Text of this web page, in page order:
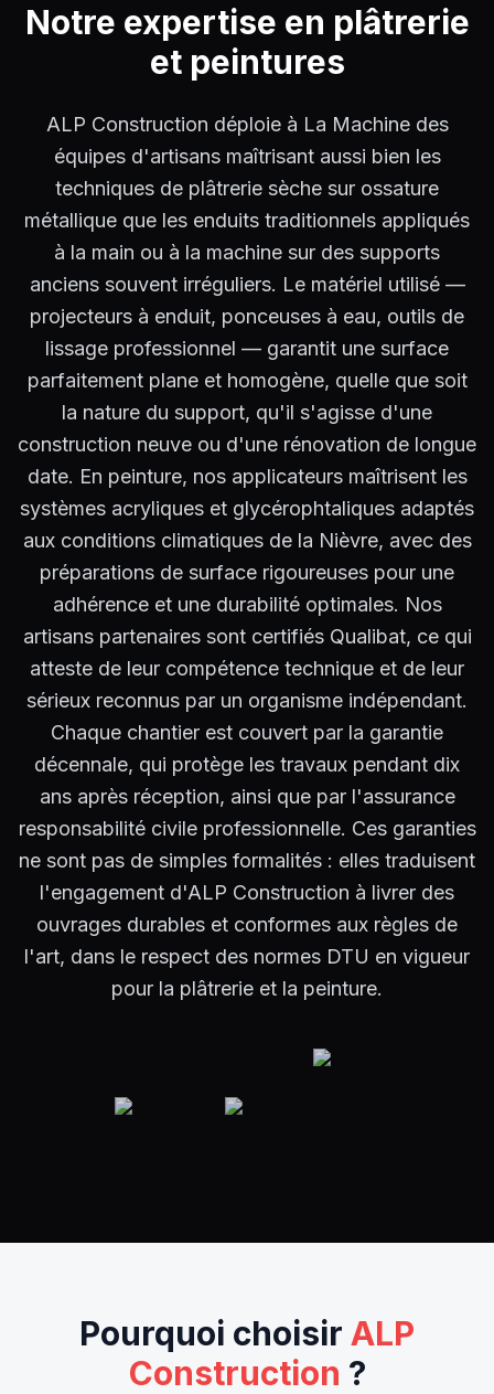
Notre expertise en plâtrerie
et peintures
ALP Construction déploie à La Machine des
équipes d'artisans maîtrisant aussi bien les
techniques de plâtrerie sèche sur ossature
métallique que les enduits traditionnels appliqués
à la main ou à la machine sur des supports
anciens souvent irréguliers. Le matériel utilisé —
projecteurs à enduit, ponceuses à eau, outils de
lissage professionnel — garantit une surface
parfaitement plane et homogène, quelle que soit
la nature du support, qu'il s'agisse d'une
construction neuve ou d'une rénovation de longue
date. En peinture, nos applicateurs maîtrisent les
systèmes acryliques et glycérophtaliques adaptés
aux conditions climatiques de la Nièvre, avec des
préparations de surface rigoureuses pour une
adhérence et une durabilité optimales. Nos
artisans partenaires sont certifiés Qualibat, ce qui
atteste de leur compétence technique et de leur
sérieux reconnus par un organisme indépendant.
Chaque chantier est couvert par la garantie
décennale, qui protège les travaux pendant dix
ans après réception, ainsi que par l'assurance
responsabilité civile professionnelle. Ces garanties
ne sont pas de simples formalités : elles traduisent
l'engagement d'ALP Construction à livrer des
ouvrages durables et conformes aux règles de
l'art, dans le respect des normes DTU en vigueur
pour la plâtrerie et la peinture.
Pourquoi choisir ALP
Construction ?